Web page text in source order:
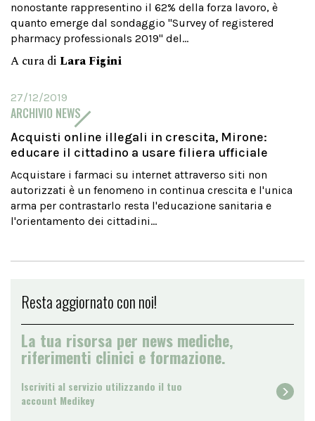
nonostante rappresentino il 62% della forza lavoro, è
quanto emerge dal sondaggio "Survey of registered
pharmacy professionals 2019" del...
A cura di Lara Figini
27/12/2019
ARCHIVIO NEWS
Acquisti online illegali in crescita, Mirone:
educare il cittadino a usare filiera ufficiale
Acquistare i farmaci su internet attraverso siti non
autorizzati è un fenomeno in continua crescita e l'unica
arma per contrastarlo resta l'educazione sanitaria e
l'orientamento dei cittadini...
Resta aggiornato con noi!
La tua risorsa per news mediche,
riferimenti clinici e formazione.
Iscriviti al servizio utilizzando il tuo
account Medikey